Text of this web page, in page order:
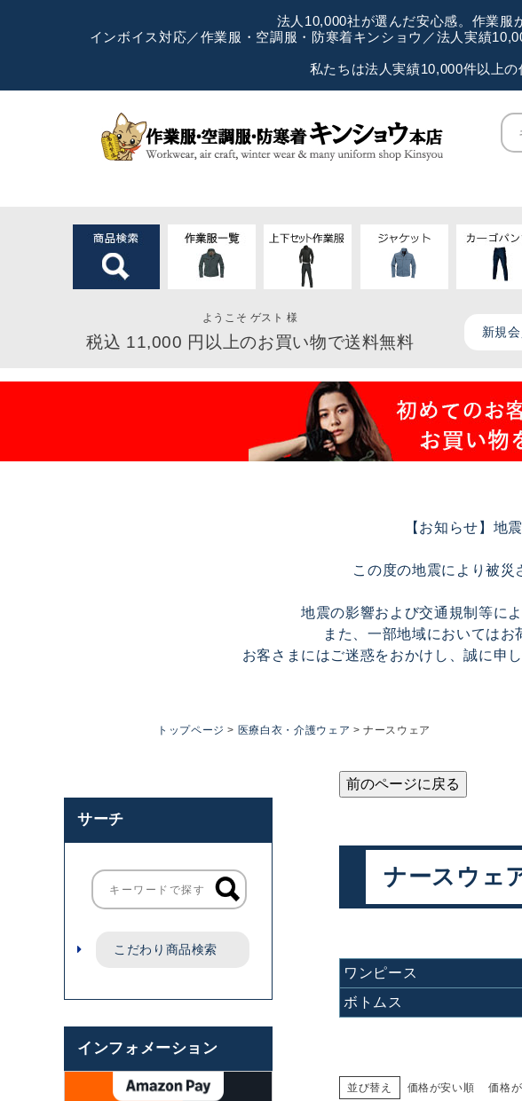
法人10,000社が選んだ安心感。作業服
インボイス対応／作業服・空調服・防寒着キンショウ／法人実績
私たちは法人実績10,000件以上
ようこそ ゲスト 様
税込 11,000 円以上のお買い物で送料無料
新規
【お知らせ】地
この度の地震により被災
地震の影響および交通規制等に
また、一部地域においてはお
お客さまにはご迷惑をおかけし、誠に申
トップページ 医療白衣・介護ウェア ナースウェア
サーチ
こだわり商品検索
インフォメーション
前のページに戻る
ナースウェ
ワンピース
ボトムス
並び替え 価格が安い順 価格